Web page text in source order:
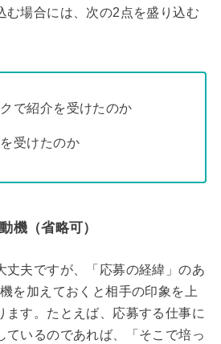
む場合には、次の2点を盛り込む
で紹介を受けたのか
受けたのか
機（省略可）
丈夫ですが、「応募の経緯」のあ
を加えておくと相手の印象を上
ます。たとえば、応募する仕事に
ているのであれば、「そこで培っ